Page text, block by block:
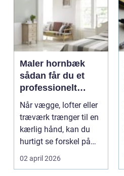
Maler hornbæk
sådan får du et
professionelt
resultat hver gang
Når vægge, lofter eller
træværk trænger til en
kærlig hånd, kan du
hurtigt se forskel på
gør-det-sel...
02 april 2026